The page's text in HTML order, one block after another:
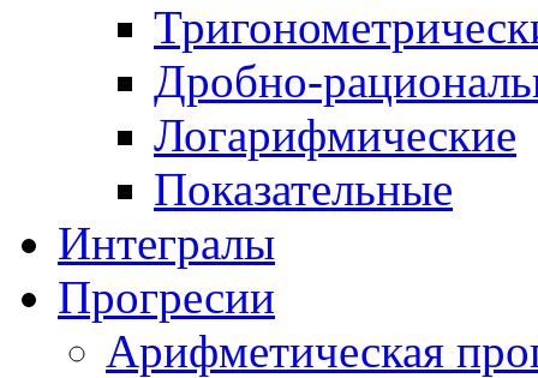
Дробно-
Логарифмические
Показательные
Интегралы
Прогресии
Арифметическая